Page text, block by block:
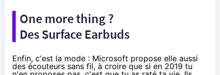
One more thing ?
Des Surface Earbuds
Enfin, c'est la mode : Microsoft propose elle aussi
des écouteurs sans fil, à croire que si en 2019 tu